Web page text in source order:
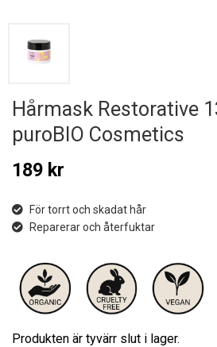
Hårmask Restorative
puroBIO Cosmetics
189 kr
För torrt och skadat hår
Reparerar och återfuktar
Produkten är tyvärr slut i lager.